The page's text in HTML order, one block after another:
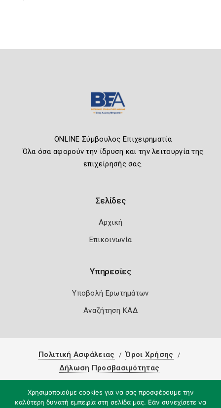
ONLINE Σύμβουλος Επιχειρηματία
Όλα όσα αφορούν την ίδρυση και την λειτουργία της
επιχείρησής σας.
Σελίδες
Αρχική
Επικοινωνία
Υπηρεσίες
Υποβολή Ερωτημάτων
Αναζήτηση ΚΑΔ
Πολιτική Ασφάλειας
Όροι Χρήσης
Δήλωση Προσβασιμότητας
Χρησιμοποιούμε cookies για να σας προσφέρουμε την
καλύτερη δυνατή εμπειρία στη σελίδα μας. Εάν συνεχίσετε να